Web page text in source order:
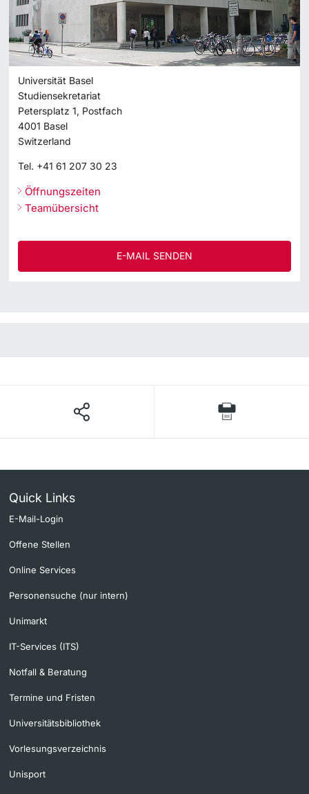
Universität Basel
Studiensekretariat
Petersplatz 1, Postfach
4001 Basel
Switzerland
Tel. +41 61 207 30 23
Öffnungszeiten
Teamübersicht
E-MAIL SENDEN
Quick Links
E-Mail-Login
Offene Stellen
Online Services
Personensuche (nur intern)
Unimarkt
IT-Services (ITS)
Notfall & Beratung
Termine und Fristen
Universitätsbibliothek
Vorlesungsverzeichnis
Unisport